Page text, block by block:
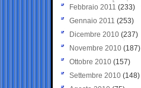
Febbraio 2011 (233)
Gennaio 2011 (253)
Dicembre 2010 (237)
Novembre 2010 (187)
Ottobre 2010 (157)
Settembre 2010 (148)